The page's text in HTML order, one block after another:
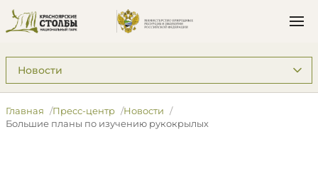
Подразделы: Пресс-центр
Главная Пресс-центр
Новости
Большие планы по изучению рукокрылых